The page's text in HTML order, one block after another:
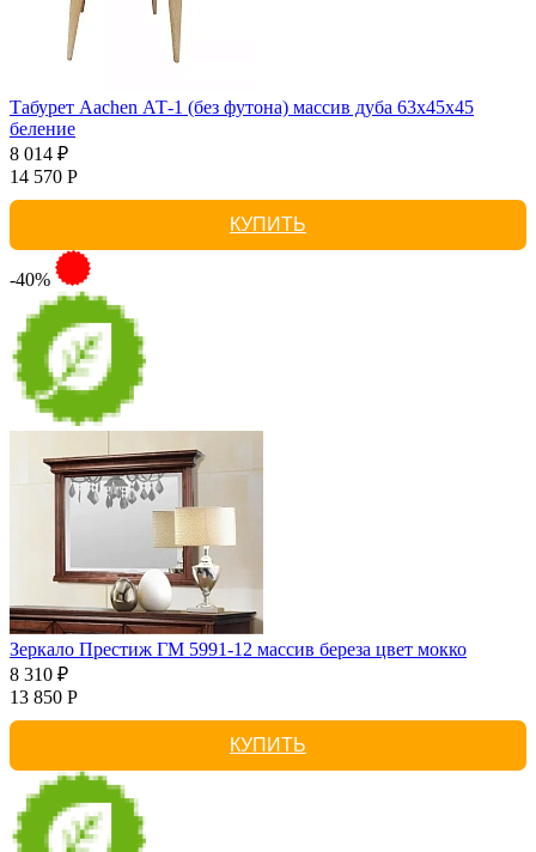
Табурет Aachen АТ-1 (без футона) массив дуба 63х45х45
беление
8 014 ₽
14 570 Р
КУПИТЬ
-40%
Зеркало Престиж ГМ 5991-12 массив береза цвет мокко
8 310 ₽
13 850 Р
КУПИТЬ